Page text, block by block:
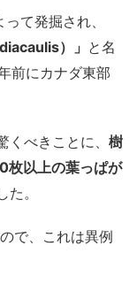
て発掘され、
）」 と名
前にカナダ東部
べきことに、 樹
枚以上の葉っぱが
。
で、これは異例